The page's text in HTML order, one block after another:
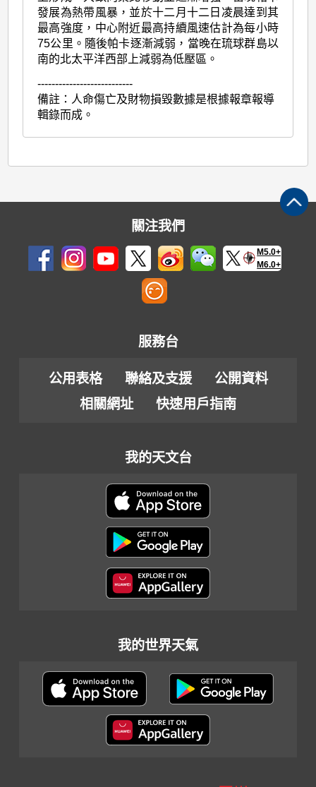
發展為熱帶風暴，並於十二月十二日凌晨達到其
最高強度，中心附近最高持續風速估計為每小時
75公里。隨後帕卡逐漸減弱，當晚在琉球群島以
南的北太平洋西部上減弱為低壓區。
---------------------------
備註：人命傷亡及財物損毀數據是根據報章報導
輯錄而成。
關注我們
M5.0+
M6.0+
服務台
公用表格 聯絡及支援
公開資料
相關網址
快速用戶指南
我的天文台
我的世界天氣